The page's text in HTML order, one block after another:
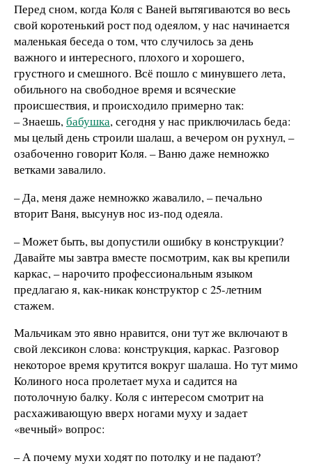
Перед сном, когда Коля с Ваней вытягиваются во весь
свой коротенький рост под одеялом, у нас начинается
маленькая беседа о том, что случилось за день
важного и интересного, плохого и хорошего,
грустного и смешного. Всё пошло с минувшего лета,
обильного на свободное время и всяческие
происшествия, и происходило примерно так:
– Знаешь,бабушка, сегодня у нас приключилась беда:
мы целый день строили шалаш, а вечером он рухнул, –
озабоченно говорит Коля. – Ваню даже немножко
ветками завалило.
– Да, меня даже немножко жавалило, – печально
вторит Ваня, высунув нос из-под одеяла.
– Может быть, вы допустили ошибку в конструкции?
Давайте мы завтра вместе посмотрим, как вы крепили
каркас, – нарочито профессиональным языком
предлагаю я, как-никак конструктор с 25-летним
стажем.
Мальчикам это явно нравится, они тут же включают в
свой лексикон слова: конструкция, каркас. Разговор
некоторое время крутится вокруг шалаша. Но тут мимо
Колиного носа пролетает муха и садится на
потолочную балку. Коля с интересом смотрит на
расхаживающую вверх ногами муху и задает
«вечный» вопрос:
– А почему мухи ходят по потолку и не падают?